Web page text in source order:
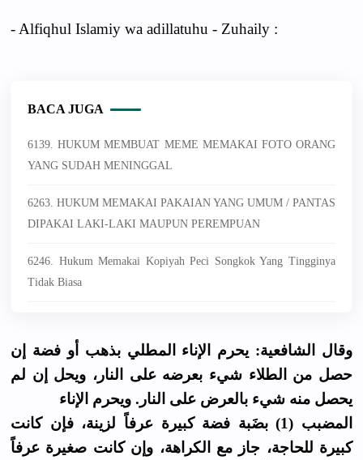
- Alfiqhul Islamiy wa adillatuhu - Zuhaily :
BACA JUGA
6139. HUKUM MEMBUAT MEME MEMAKAI FOTO ORANG
YANG SUDAH MENINGGAL
6263. HUKUM MEMAKAI PAKAIAN YANG UMUM / PANTAS
DIPAKAI LAKI-LAKI MAUPUN PEREMPUAN
6246. Hukum Memakai Kopiyah Peci Songkok Yang Tingginya
Tidak Biasa
وقال الشافعية: يحرم الإناء المطلي بذهب أو فضة إن
حصل من الطلاء شيء بعرضه على النار، ويحل إن لم
يحصل منه شيء بالعرض على النار. ويحرم الإناء
المضبب (1) بضَبة فضة كبيرة عرفاً لزينة، فإن كانت
كبيرة للحاجة، جاز مع الكراهة، وإن كانت صغيرة عرفاً